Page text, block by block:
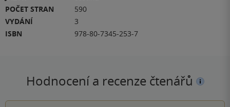
POČET STRAN
590
VYDÁNÍ
3
ISBN
978-80-7345-253-7
Hodnocení a recenze čtenářů